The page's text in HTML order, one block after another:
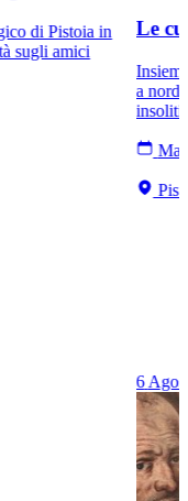
di Pistoia in
sugli amici
Le
a nord
insoliti
6